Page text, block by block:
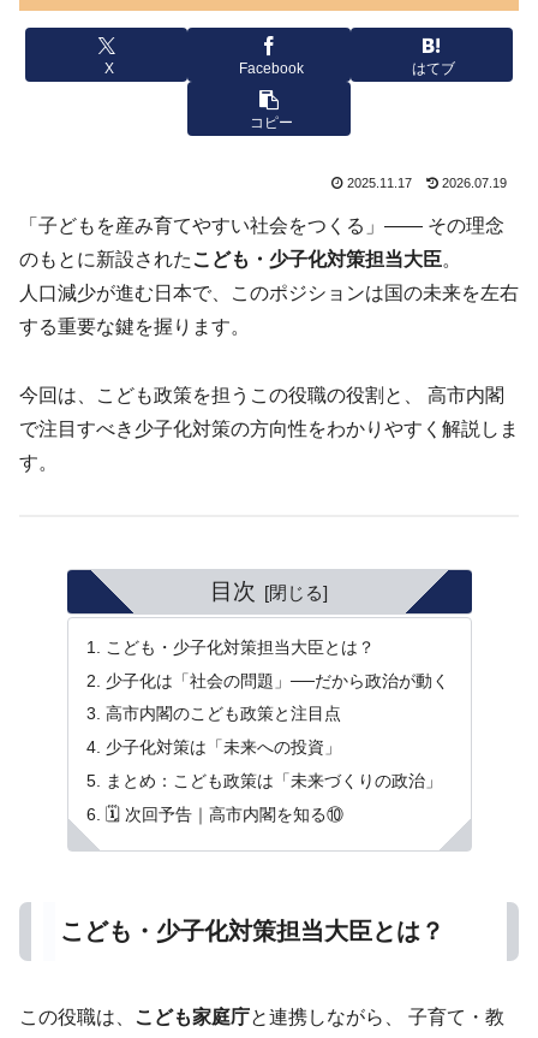
X Facebook はてブ
コピー
2025.11.17 2026.07.19
「子どもを産み育てやすい社会をつくる」―― その理念
のもとに新設された こども・少子化対策担当大臣。
人口減少が進む日本で、このポジションは国の未来を左右
する重要な鍵を握ります。
今回は、こども政策を担うこの役職の役割と、 高市内閣
で注目すべき少子化対策の方向性をわかりやすく解説しま
す。
目次
こども・少子化対策担当大臣とは？
少子化は「社会の問題」──だから政治が動く
高市内閣のこども政策と注目点
少子化対策は「未来への投資」
まとめ：こども政策は「未来づくりの政治」
🗓️ 次回予告｜高市内閣を知る⑩
こども・少子化対策担当大臣とは？
この役職は、 こども家庭庁と連携しながら、 子育て・教